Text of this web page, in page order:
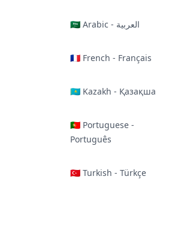
🇸🇦 Arabic - العربية
🇫🇷 French - Français
🇰🇿 Kazakh - Қазақша
🇵🇹 Portuguese -
Português
🇹🇷 Turkish - Türkçe